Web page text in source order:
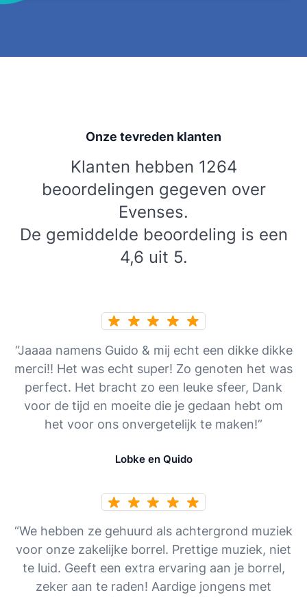
Onze tevreden klanten
Klanten hebben 1264
beoordelingen gegeven over
Evenses.
De gemiddelde beoordeling is een
4,6 uit 5.
“Jaaaa namens Guido & mij echt een dikke dikke
merci!! Het was echt super! Zo genoten het was
perfect. Het bracht zo een leuke sfeer, Dank
voor de tijd en moeite die je gedaan hebt om
het voor ons onvergetelijk te maken!”
Lobke en Quido
“We hebben ze gehuurd als achtergrond muziek
voor onze zakelijke borrel. Prettige muziek, niet
te luid. Geeft een extra ervaring aan je borrel,
zeker aan te raden! Aardige jongens met